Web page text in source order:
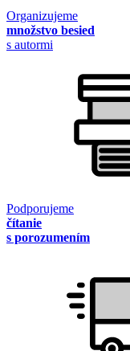
Organizujeme
množstvo besied
s autormi
Podporujeme
čítanie
s porozumením